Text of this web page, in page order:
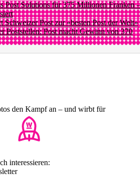
Post Solutions für 375 Millionen Franken –
Schweizer Post zur «besten Post der Welt»
Poststellen: Post macht Gewinn von 370
den Kampf an – und wirbt für
interessieren: